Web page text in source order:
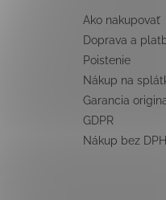
Ako nakupovať
Doprava a
Poistenie
Nákup na
Garancia
GDPR
Nákup bez DPH